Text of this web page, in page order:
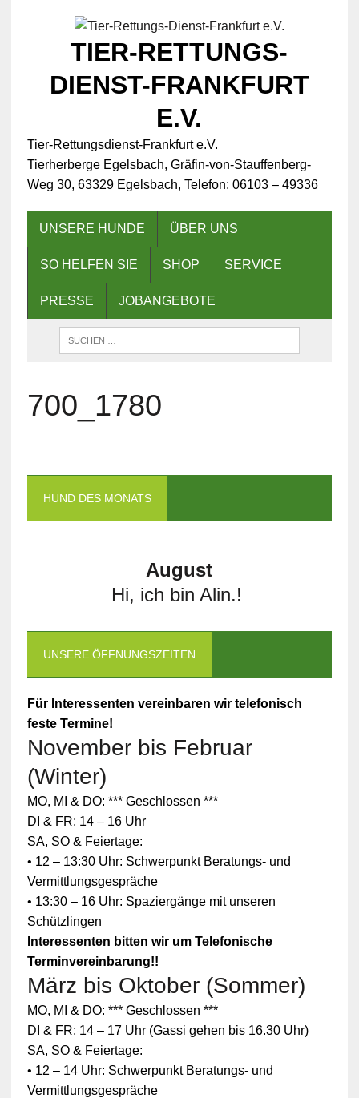
TIER-RETTUNGS-
DIENST-FRANKFURT
E.V.
Tier-Rettungsdienst-Frankfurt e.V.
Tierherberge Egelsbach, Gräfin-von-Stauffenberg-
Weg 30, 63329 Egelsbach, Telefon: 06103 – 49336
UNSERE HUNDE ÜBER UNS
SO HELFEN SIE SHOP SERVICE
PRESSE JOBANGEBOTE
700_1780
HUND DES MONATS
August
Hi, ich bin Alin.!
UNSERE ÖFFNUNGSZEITEN
Für Interessenten vereinbaren wir telefonisch
feste Termine!
November bis Februar
(Winter)
MO, MI & DO: *** Geschlossen ***
DI & FR: 14 – 16 Uhr
SA, SO & Feiertage:
• 12 – 13:30 Uhr: Schwerpunkt Beratungs- und
Vermittlungsgespräche
• 13:30 – 16 Uhr: Spaziergänge mit unseren
Schützlingen
Interessenten bitten wir um Telefonische
Terminvereinbarung!!
März bis Oktober (Sommer)
MO, MI & DO: *** Geschlossen ***
DI & FR: 14 – 17 Uhr (Gassi gehen bis 16.30 Uhr)
SA, SO & Feiertage:
• 12 – 14 Uhr: Schwerpunkt Beratungs- und
Vermittlungsgespräche